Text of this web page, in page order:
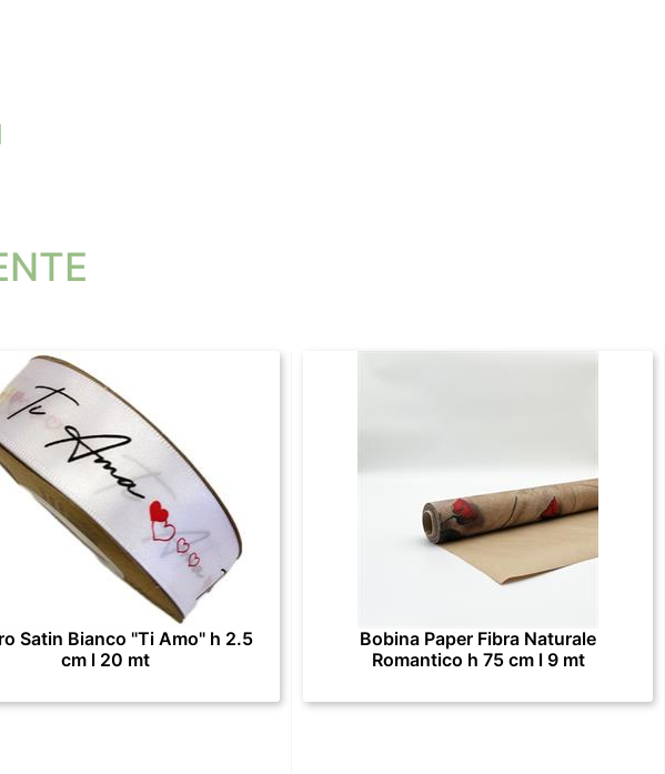
Satin Bianco "Ti Amo" h 2.5
cm l 20 mt
Bobina Paper Fibra Naturale
Romantico h 75 cm l 9 mt